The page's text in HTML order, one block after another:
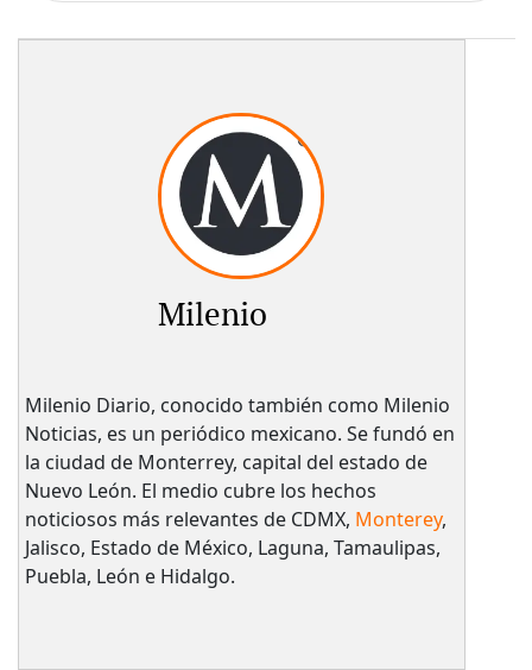
Milenio
Milenio Diario, conocido también como Milenio
Noticias, es un periódico mexicano. Se fundó en
la ciudad de Monterrey, capital del estado de
Nuevo León. El medio cubre los hechos
noticiosos más relevantes de CDMX, Monterey,
Jalisco, Estado de México, Laguna, Tamaulipas,
Puebla, León e Hidalgo.